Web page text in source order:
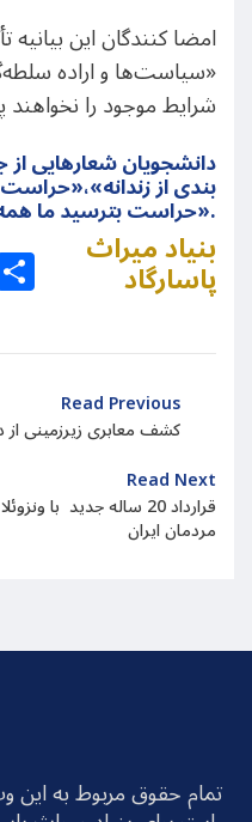
امضا کنندگان این بیانیه
«سیاست‌ها و اراده‌
شرایط موجود را
دانشجویان شعارهایی از
بندی از
«حراست بترسید ما همه با همه هستیم» سردادند.
Share
بنیاد میراث
پاسارگاد
Read Previous
کشف معابری زیرزمینی از
Read Next
قرارداد 20 ساله جدید
مردمان ایران
تمام حقوق مربوط به